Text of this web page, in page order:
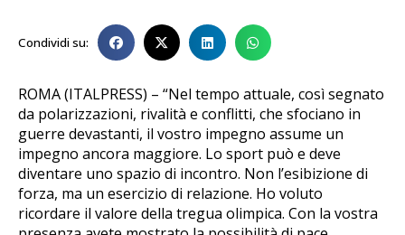
Condividi su:
ROMA (ITALPRESS) – “Nel tempo attuale, così segnato
da polarizzazioni, rivalità e conflitti, che sfociano in
guerre devastanti, il vostro impegno assume un
impegno ancora maggiore. Lo sport può e deve
diventare uno spazio di incontro. Non l’esibizione di
forza, ma un esercizio di relazione. Ho voluto
ricordare il valore della tregua olimpica. Con la vostra